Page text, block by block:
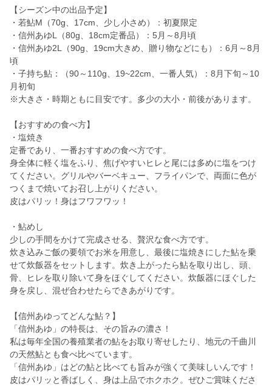
【シーズン中の出品予定】
・若鮎M（70g、17cm、少し小さめ）：初夏限定
・信州あゆL（80g、18cm定番品）：5月～8月頃
・信州あゆ2L（90g、19cm大きめ、贈り物などにも）：6月～8月
頃
・子持ち鮎：（90～110g、19~22cm、一番人気）：8月下旬～10
月初旬
※大きさ・時期ともに目安です。多少の大小・前後があります。
【おすすめの食べ方】
・塩焼き
定番であり、一番おすすめの食べ方です。
身全体に軽く塩をふり、焦げやすいヒレと尾には多めに塩をつけ
てください。グリルやバーベキュー、フライパンで、両面に色が
つくまで焼いてお召し上がりください。
皮はパリッ！身はフワフワッ！
・鮎めし
少しの手間をかけて完成させる、贅沢な食べ方です。
炊き込みご飯の要領でお米を用意し、最後に塩焼きにした鮎を乗
せて炊飯器をセットします。炊き上がったら鮎を取り出し、頭、
骨、ヒレを取り除いて身をほぐしてください。炊飯器にほぐした
身を戻し、混ぜ合わせたらできあがりです。
【信州あゆってどんな鮎？】
「信州あゆ」の特長は、その旨みの濃さ！
私は毎年全国の養殖業者の鮎をお取り寄せしたり、地元の千曲川
の天然鮎とも食べ比べています。
「信州あゆ」はどの鮎と比べても旨みが強くて美味しいんです！
皮はパリッと香ばしく、身は上品でホクホク。ぜひご賞味くださ